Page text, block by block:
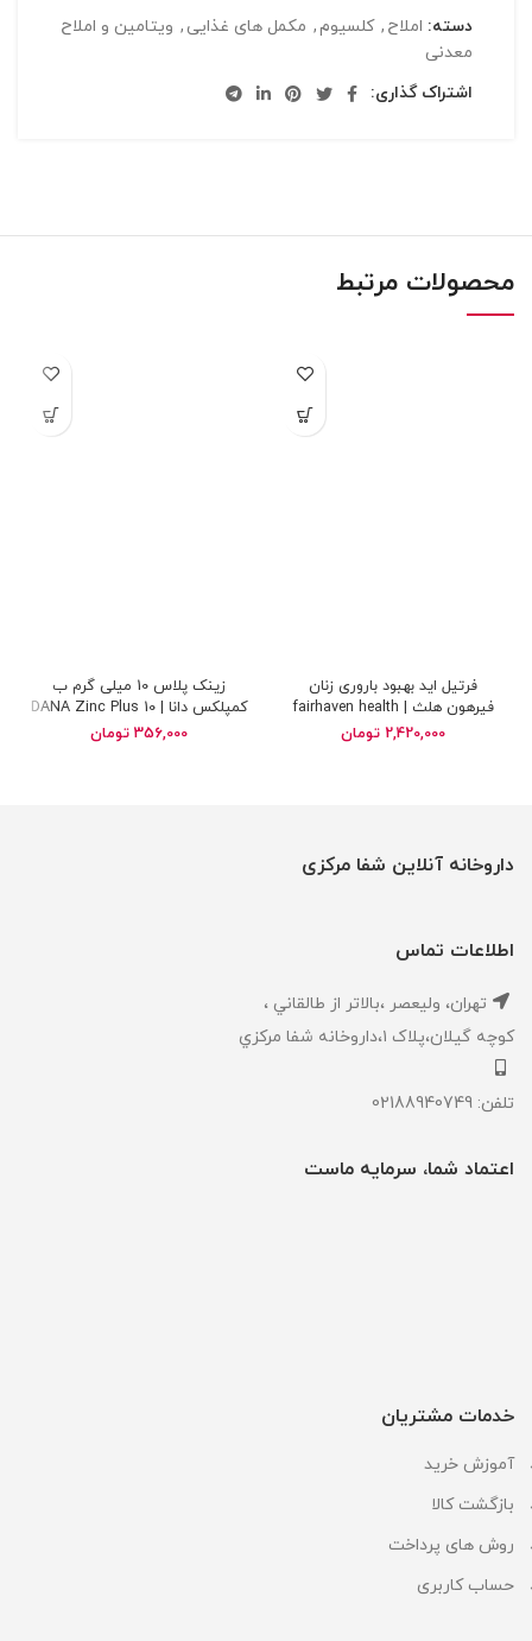
دسته: املاح , کلسيوم, مکمل های غذایی , ویتامین و املاح
معدنی
اشتراک گذاری:
محصولات مرتبط
فرتیل اید بهبود باروری زنان
فیرهون هلث | fairhaven health
FertilAid for Women
2,420,000 تومان
زینک پلاس 10 میلی گرم ب
کمپلکس دانا | DANA Zinc Plus 10
mg B Complex
356,000 تومان
داروخانه آنلاین شفا مرکزی
اطلاعات تماس
تهران، ‎وليعصر ،بالاتر از طالقاني ،
كوچه گيلان،پلاک ۱،داروخانه شفا مركزي
تلفن: 02188940749
اعتماد شما، سرمایه ماست
خدمات مشتریان
آموزش خرید
بازگشت کالا
روش های پرداخت
حساب کاربری